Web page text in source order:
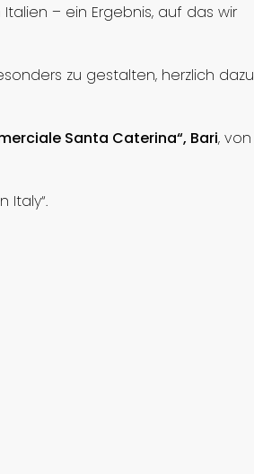
– ein Ergebnis, auf das wir
zu gestalten, herzlich dazu
Santa Caterina“, Bari, von
Italy“.